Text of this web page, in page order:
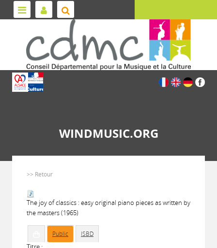
WINDMUSIC.ORG
>> Retour
The joy of classics : easy original piano pieces as written by
the masters (1965)
Public ISBD